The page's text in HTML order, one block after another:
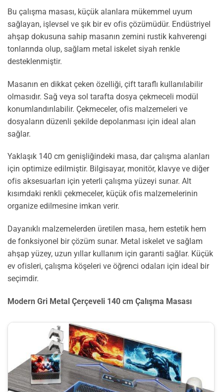
Bu çalışma masası, küçük alanlara mükemmel uyum
sağlayan, işlevsel ve şık bir ev ofis çözümüdür. Endüstriyel
ahşap dokusuna sahip masanın zemini rustik kahverengi
tonlarında olup, sağlam metal iskelet siyah renkle
desteklenmiştir.
Masanın en dikkat çeken özelliği, çift taraflı kullanılabilir
olmasıdır. Sağ veya sol tarafta dosya çekmeceli modül
konumlandırılabilir. Çekmeceler, ofis malzemeleri ve
dosyaların düzenli şekilde depolanması için ideal alan
sağlar.
Yaklaşık 140 cm genişliğindeki masa, dar çalışma alanları
için optimize edilmiştir. Bilgisayar, monitör, klavye ve diğer
ofis aksesuarları için yeterli çalışma yüzeyi sunar. Alt
kısımdaki renkli çekmeceler, küçük ofis malzemelerinin
organize edilmesine imkan verir.
Dayanıklı malzemelerden üretilen masa, hem estetik hem
de fonksiyonel bir çözüm sunar. Metal iskelet ve sağlam
ahşap yüzey, uzun yıllar kullanım için garanti sağlar. Küçük
ev ofisleri, çalışma köşeleri ve öğrenci odaları için ideal bir
seçimdir.
Modern Gri Metal Çerçeveli 140 cm Çalışma Masası